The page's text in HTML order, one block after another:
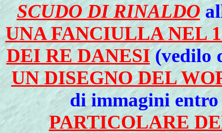
SCUDO DI RINALDO
UNA FANCIULLA NEL
DEI RE DANESI(vedilo
UN DISEGNO DEL
di immagini
PARTICOLARE